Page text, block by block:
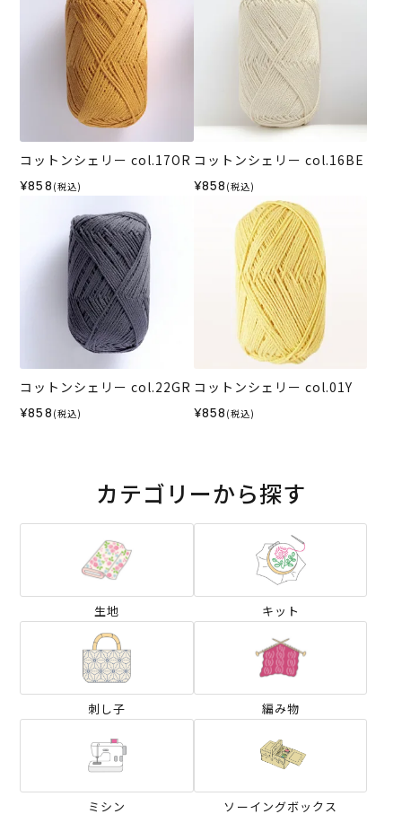
コットンシェリー col.17OR
¥858 (税込)
コットンシェリー col.16BE
¥858 (税込)
コットンシェリー col.22GR
¥858 (税込)
コットンシェリー col.01Y
¥858 (税込)
カテゴリーから探す
生地 キット
刺し子 編み物
ミシン ソーイングボックス